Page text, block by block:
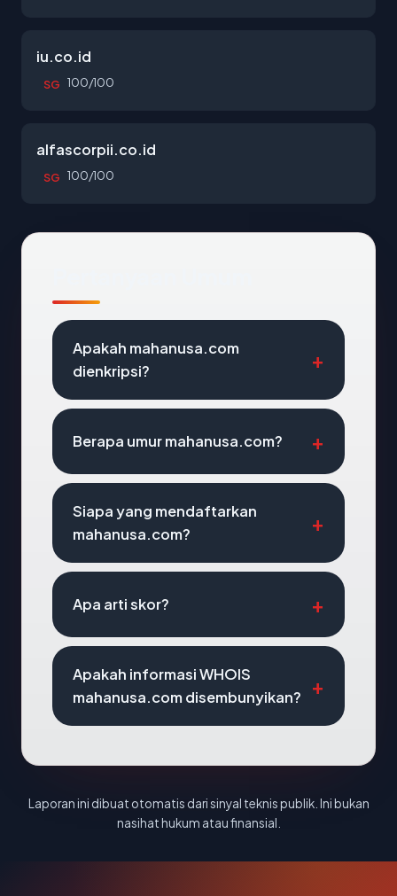
iu.co.id
SG 100/100
alfascorpii.co.id
SG 100/100
Apakah mahanusa.com
dienkripsi?
Berapa umur mahanusa.com?
Siapa yang mendaftarkan
mahanusa.com?
Apa arti skor?
Apakah informasi WHOIS
mahanusa.com disembunyikan?
Laporan ini dibuat otomatis dari sinyal teknis publik. Ini bukan
nasihat hukum atau finansial.